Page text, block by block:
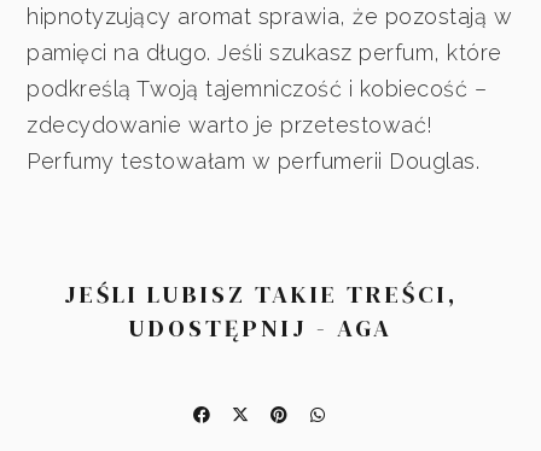
hipnotyzujący aromat sprawia, że pozostają w
pamięci na długo. Jeśli szukasz perfum, które
podkreślą Twoją tajemniczość i kobiecość –
zdecydowanie warto je przetestować!
Perfumy testowałam w perfumerii Douglas.
JEŚLI LUBISZ TAKIE TREŚCI,
UDOSTĘPNIJ - AGA